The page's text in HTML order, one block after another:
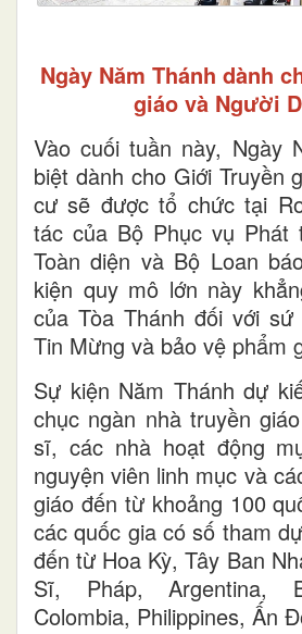
Ngày Năm Thánh dành
giáo và Người
Vào cuối tuần này, Ngày
biệt dành cho Giới Truyền
cư sẽ được tổ chức tại
tác của Bộ Phục vụ Phát
Toàn diện và Bộ Loan
kiện quy mô lớn này
của Tòa Thánh đối với
Tin Mừng và bảo vệ phẩm
Sự kiện Năm Thánh dự
chục ngàn nhà truyền
sĩ, các nhà hoạt động
nguyện viên linh mục và
giáo đến từ khoảng 100
các quốc gia có số tham
đến từ Hoa Kỳ, Tây Ban
Sĩ, Pháp, Argentina,
Colombia, Philippines, Ấn